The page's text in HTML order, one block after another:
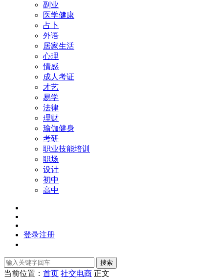
副业
医学健康
占卜
外语
居家生活
心理
情感
成人考证
才艺
易学
法律
理财
瑜伽健身
考研
职业技能培训
职场
设计
初中
高中
登录注册
搜索
当前位置： 首页 社交电商 正文